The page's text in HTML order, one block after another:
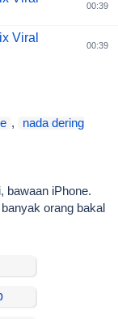
00:39
Viral
00:39
,
nada dering
bawaan iPhone.
orang bakal